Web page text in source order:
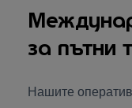
за пътни
Нашите